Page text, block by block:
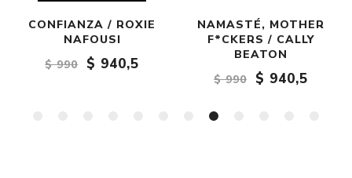
CONFIANZA / ROXIE
NAFOUSI
$ 990
$ 940,5
NAMASTÉ, MOTHER
F*CKERS / CALLY
BEATON
$ 990
$ 940,5